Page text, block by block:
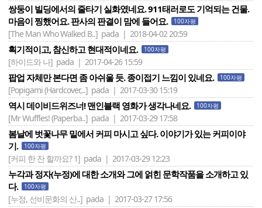
쌍둥이 빌딩에서의 줄타기 실화였네요. 911태러로도 기억되는 건물.
마음이 찡했어요. 판사의 판결이 맘에 들어요.
100자평
[The Man Who Walked B..] pada | 2018-04-02 20:59
획기적이고, 참신하고 현대적이네요. 100자평
[하이드와 나] pada | 2017-04-26 15:59
팝업 자체만 본다면 좀 아쉬울 듯. 종이접기 느낌이 있네요. 100자평
[Popigami (Hardcover,..] pada | 2017-03-30 15:19
역시 데이비드위즈너! 맨인블랙 영화가 생각나네요. 100자평
[Mr Wuffles! (Paperba..] pada | 2017-03-29 17:58
봄날에 벗꽃나무 밑에서 커피 마시고 싶다. 이야기가 있는 커피이야
기.
100자평
[커피 한 잔 할까요? 1] pada | 2017-03-29 12:23
누각과 정자(누정)에 대한 소개와 그에 얽힌 문학작품을 소개하고 있
다.
100자평
[누정, 선비문화의 산..] pada | 2017-03-27 17:56